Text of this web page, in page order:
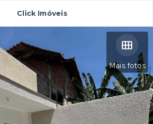
Click Imóveis
Mais fotos